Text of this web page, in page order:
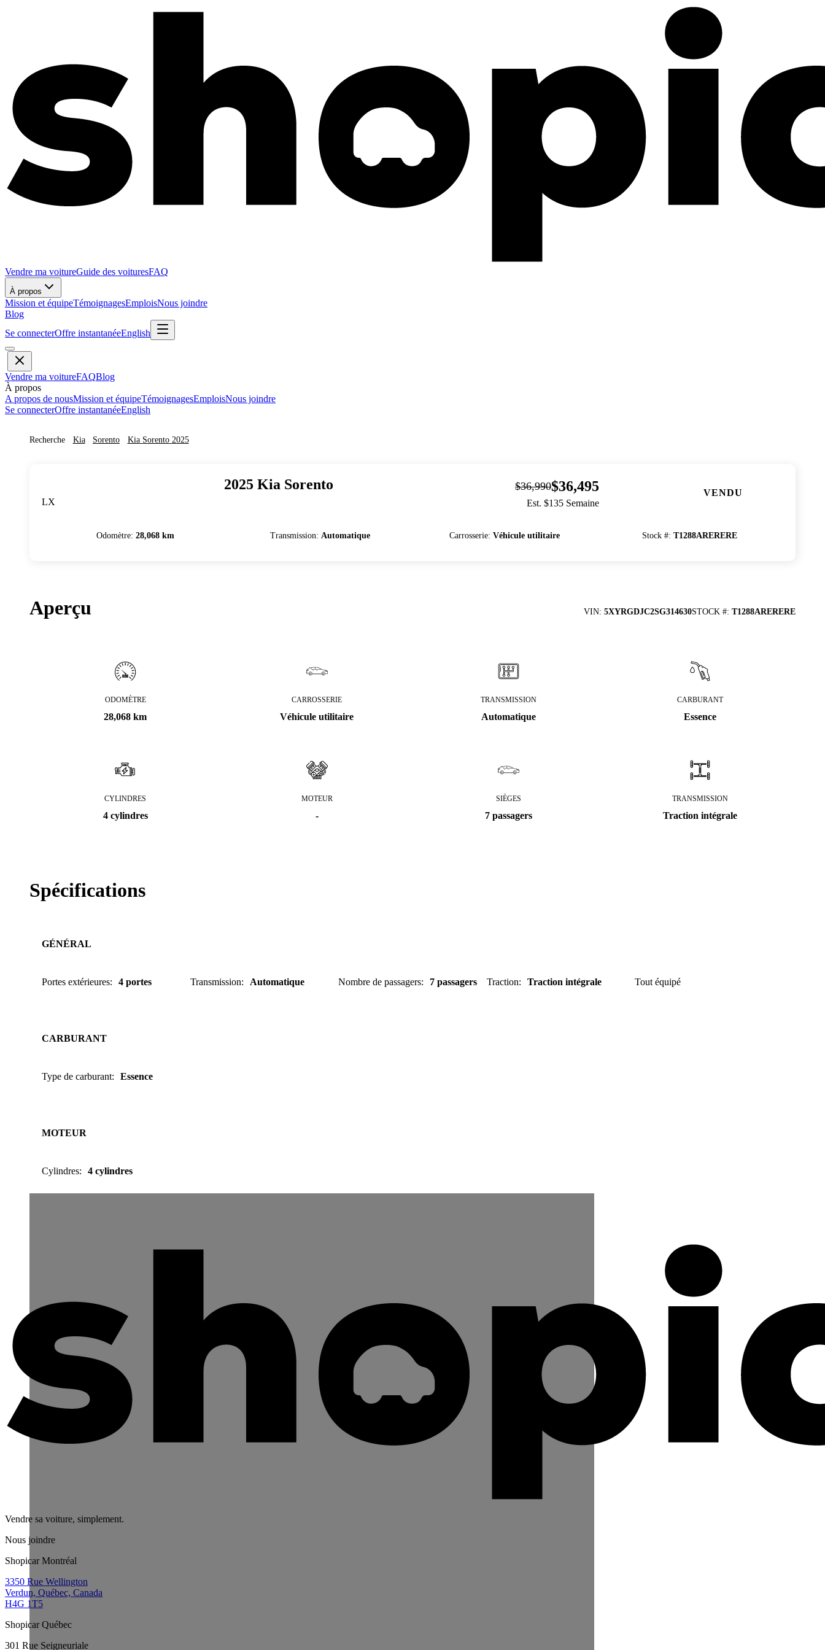
Vendre ma voitureGuide des voituresFAQ
À propos
Mission et équipeTémoignagesEmploisNous joindre
Blog
Se connecterOffre instantanéeEnglish
Vendre ma voitureFAQBlog
À propos
A propos de nousMission et équipeTémoignagesEmploisNous joindre
Se connecterOffre instantanéeEnglish
Recherche Kia Sorento Kia Sorento 2025
2025 Kia Sorento
LX
$36,990$36,495
Est. $135 Semaine
VENDU
Odomètre:28,068 km Transmission:Automatique Carrosserie:Véhicule utilitaire Stock #: T1288ARERERE
Aperçu VIN: 5XYRGDJC2SG314630STOCK #: T1288ARERERE
ODOMÈTRE
28,068 km
CARROSSERIE
Véhicule utilitaire
TRANSMISSION
Automatique
CARBURANT
Essence
CYLINDRES
4 cylindres
MOTEUR
-
SIÈGES
7 passagers
TRANSMISSION
Traction intégrale
Spécifications
GÉNÉRAL
Portes extérieures: 4 portes Transmission: Automatique Nombre de passagers: 7 passagers Traction: Traction intégrale Tout équipé
CARBURANT
Type de carburant: Essence
MOTEUR
Cylindres: 4 cylindres
Vendre sa voiture, simplement.
Nous joindre
Shopicar Montréal
3350 Rue Wellington
Verdun, Québec, Canada
H4G 1T5
Shopicar Québec
301 Rue Seigneuriale